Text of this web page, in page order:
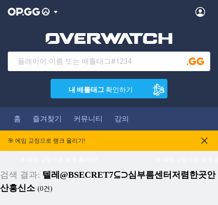
내 배틀태그확인하기
홈 즐겨찾기 커뮤니티 강의
🎯 에임 교정으로 랭크 올리기!
검색 결과: 텔레@BSECRET7⊆⊃심부름센터저렴한곳안
산흥신소 (0건)